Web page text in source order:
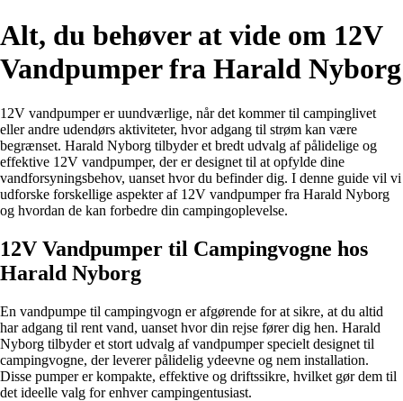
Alt, du behøver at vide om 12V
Vandpumper fra Harald Nyborg
12V vandpumper er uundværlige, når det kommer til campinglivet
eller andre udendørs aktiviteter, hvor adgang til strøm kan være
begrænset. Harald Nyborg tilbyder et bredt udvalg af pålidelige og
effektive 12V vandpumper, der er designet til at opfylde dine
vandforsyningsbehov, uanset hvor du befinder dig. I denne guide vil vi
udforske forskellige aspekter af 12V vandpumper fra Harald Nyborg
og hvordan de kan forbedre din campingoplevelse.
12V Vandpumper til Campingvogne hos
Harald Nyborg
En vandpumpe til campingvogn er afgørende for at sikre, at du altid
har adgang til rent vand, uanset hvor din rejse fører dig hen. Harald
Nyborg tilbyder et stort udvalg af vandpumper specielt designet til
campingvogne, der leverer pålidelig ydeevne og nem installation.
Disse pumper er kompakte, effektive og driftssikre, hvilket gør dem til
det ideelle valg for enhver campingentusiast.